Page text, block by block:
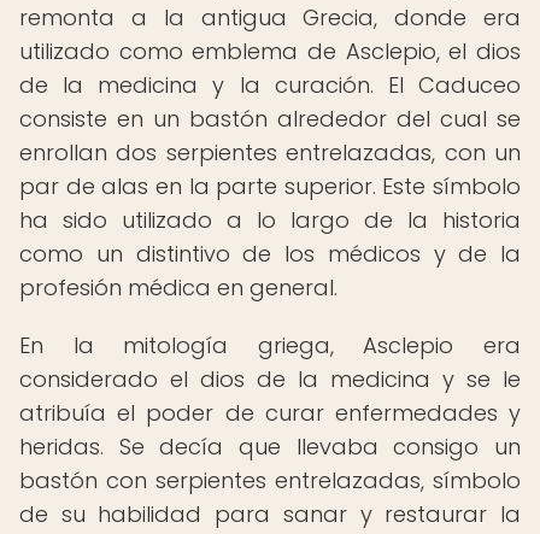
remonta a la antigua Grecia, donde era
utilizado como emblema de Asclepio, el dios
de la medicina y la curación. El Caduceo
consiste en un bastón alrededor del cual se
enrollan dos serpientes entrelazadas, con un
par de alas en la parte superior. Este símbolo
ha sido utilizado a lo largo de la historia
como un distintivo de los médicos y de la
profesión médica en general.
En la mitología griega, Asclepio era
considerado el dios de la medicina y se le
atribuía el poder de curar enfermedades y
heridas. Se decía que llevaba consigo un
bastón con serpientes entrelazadas, símbolo
de su habilidad para sanar y restaurar la